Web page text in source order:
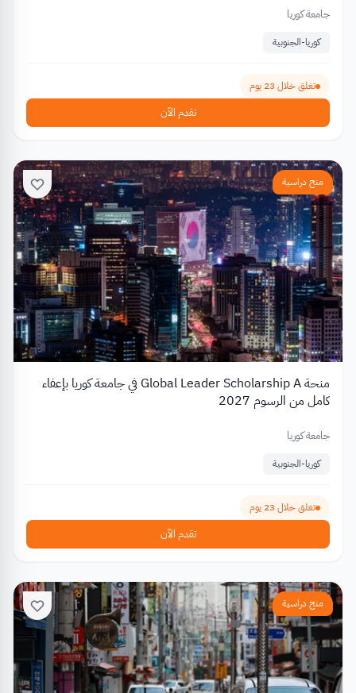
جامعة كوريا
كوريا-الجنوبية
تغلق خلال 23 يوم
تقدم الآن
منح دراسية
منحة Global Leader Scholarship A في جامعة كوريا بإعفاء
كامل من الرسوم 2027
جامعة كوريا
كوريا-الجنوبية
تغلق خلال 23 يوم
تقدم الآن
منح دراسية